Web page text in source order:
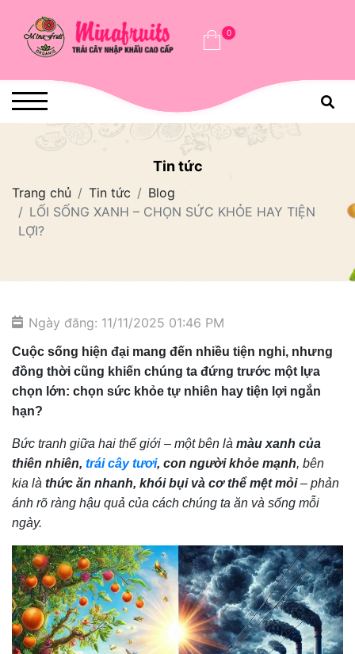
0
Tin tức
Trang chủ Tin tức
Blog
LỐI SỐNG XANH – CHỌN SỨC KHỎE HAY TIỆN
LỢI?
Ngày đăng: 11/11/2025 01:46 PM
Cuộc sống hiện đại mang đến nhiều tiện nghi, nhưng
đồng thời cũng khiến chúng ta đứng trước một lựa
chọn lớn: chọn sức khỏe tự nhiên hay tiện lợi ngắn
hạn?
Bức tranh giữa hai thế giới – một bên là màu xanh của
thiên nhiên, trái cây tươi, con người khỏe mạnh, bên
kia là thức ăn nhanh, khói bụi và cơ thể mệt mỏi– phản
ánh rõ ràng hậu quả của cách chúng ta ăn và sống mỗi
ngày.